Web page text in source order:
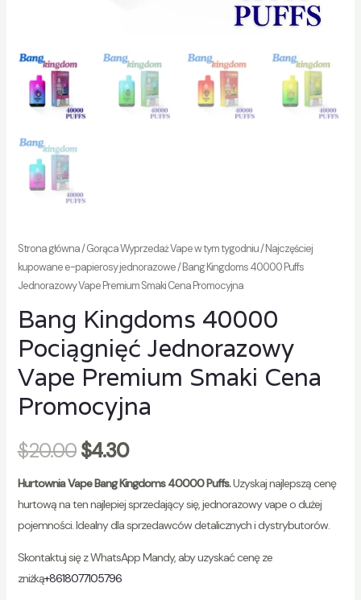
Strona główna/Gorąca Wyprzedaż Vape w tym tygodniu/Najczęściej
kupowane e-papierosy jednorazowe/ Bang Kingdoms 40000 Puffs
Jednorazowy Vape Premium Smaki Cena Promocyjna
Bang Kingdoms 40000
Pociągnięć Jednorazowy
Vape Premium Smaki Cena
Promocyjna
$20.00 $4.30
Hurtownia Vape Bang Kingdoms 40000 Puffs.Uzyskaj najlepszą cenę
hurtową na ten najlepiej sprzedający się, jednorazowy vape o dużej
pojemności. Idealny dla sprzedawców detalicznych i dystrybutorów.
Skontaktuj się z WhatsApp Mandy, aby uzyskać cenę ze
zniżką+8618077105796